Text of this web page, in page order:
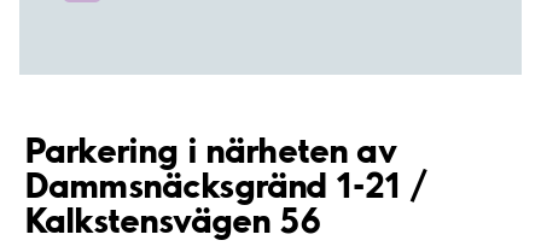
Parkering i närheten av
Dammsnäcksgränd 1-21 /
Kalkstensvägen 56